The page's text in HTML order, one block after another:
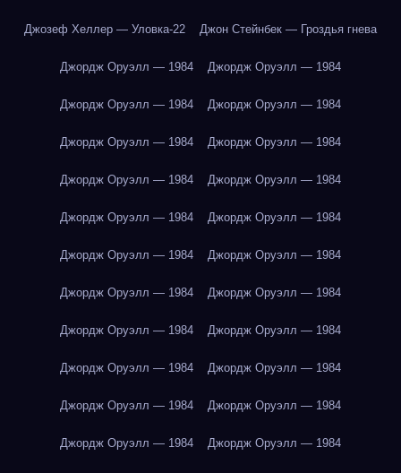
Джозеф Хеллер — Уловка-22 Джон Стейнбек — Гроздья гнева
Джордж Оруэлл — 1984 Джордж Оруэлл — 1984
Джордж Оруэлл — 1984 Джордж Оруэлл — 1984
Джордж Оруэлл — 1984 Джордж Оруэлл — 1984
Джордж Оруэлл — 1984 Джордж Оруэлл — 1984
Джордж Оруэлл — 1984 Джордж Оруэлл — 1984
Джордж Оруэлл — 1984 Джордж Оруэлл — 1984
Джордж Оруэлл — 1984 Джордж Оруэлл — 1984
Джордж Оруэлл — 1984 Джордж Оруэлл — 1984
Джордж Оруэлл — 1984 Джордж Оруэлл — 1984
Джордж Оруэлл — 1984 Джордж Оруэлл — 1984
Джордж Оруэлл — 1984 Джордж Оруэлл — 1984